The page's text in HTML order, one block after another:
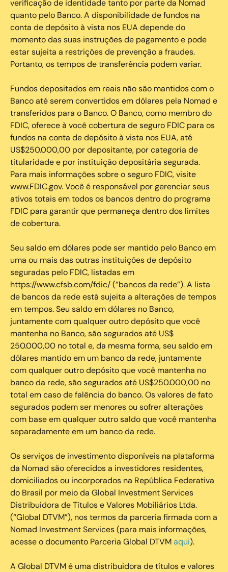
verificação de identidade tanto por parte da Nomad
quanto pelo Banco. A disponibilidade de fundos na
conta de depósito à vista nos EUA depende do
momento das suas instruções de pagamento e pode
estar sujeita a restrições de prevenção a fraudes.
Portanto, os tempos de transferência podem variar.
Fundos depositados em reais não são mantidos com o
Banco até serem convertidos em dólares pela Nomad e
transferidos para o Banco. O Banco, como membro do
FDIC, oferece à você cobertura de seguro FDIC para os
fundos na conta de depósito à vista nos EUA, até
US$250.000,00 por depositante, por categoria de
titularidade e por instituição depositária segurada.
Para mais informações sobre o seguro FDIC, visite
www.FDIC.gov. Você é responsável por gerenciar seus
ativos totais em todos os bancos dentro do programa
FDIC para garantir que permaneça dentro dos limites
de cobertura.
Seu saldo em dólares pode ser mantido pelo Banco em
uma ou mais das outras instituições de depósito
seguradas pelo FDIC, listadas em
https://www.cfsb.com/fdic/ (“bancos da rede”). A lista
de bancos da rede está sujeita a alterações de tempos
em tempos. Seu saldo em dólares no Banco,
juntamente com qualquer outro depósito que você
mantenha no Banco, são segurados até US$
250.000,00 no total e, da mesma forma, seu saldo em
dólares mantido em um banco da rede, juntamente
com qualquer outro depósito que você mantenha no
banco da rede, são segurados até US$250.000,00 no
total em caso de falência do banco. Os valores de fato
segurados podem ser menores ou sofrer alterações
com base em qualquer outro saldo que você mantenha
separadamente em um banco da rede.
Os serviços de investimento disponíveis na plataforma
da Nomad são oferecidos a investidores residentes,
domiciliados ou incorporados na República Federativa
do Brasil por meio da Global Investment Services
Distribuidora de Títulos e Valores Mobiliários Ltda.
(“Global DTVM”), nos termos da parceria firmada com a
Nomad Investment Services (para mais informações,
acesse o documento Parceria Global DTVMaqui).
A Global DTVM é uma distribuidora de títulos e valores